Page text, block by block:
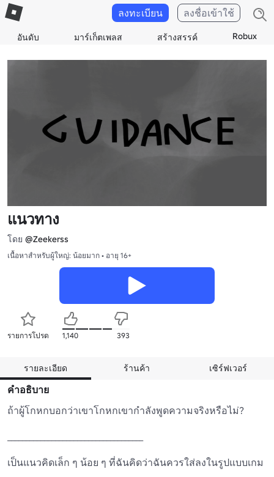
อันดับ มาร์เก็ตเพลส สร้างสรรค์ Robux
ลงทะเบียน ลงชื่อเข้าใช้
แนวทาง
โดย @Zeekerss
เนื้อหาสำหรับผู้ใหญ่: น้อยมาก • อายุ 16+
รายการโปรด 1,140 393
รายละเอียด ร้านค้า เซิร์ฟเวอร์
คำอธิบาย
ถ้าผู้โกหกบอกว่าเขาโกหกเขากําลังพูดความจริงหรือไม่?
เป็นแนวคิดเล็ก ๆ น้อย ๆ ที่ฉันคิดว่าฉันควรใส่ลงในรูปแบบเกม